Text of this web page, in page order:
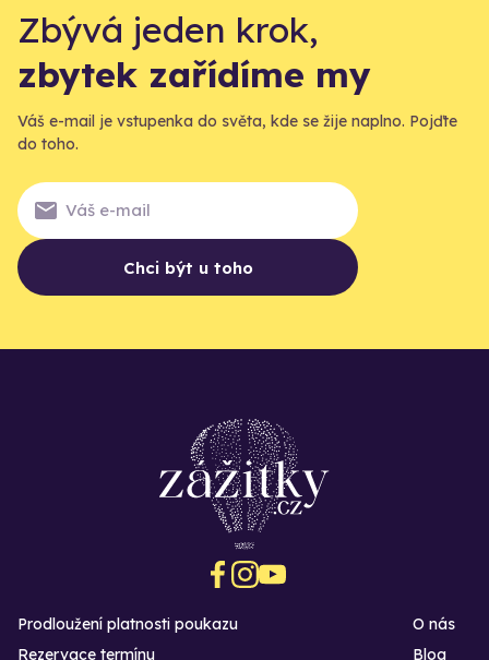
Zbývá jeden krok,
zbytek zařídíme my
Váš e-mail je vstupenka do světa, kde se žije naplno. Pojďte
do toho.
Chci být u toho
Prodloužení platnosti poukazu
Rezervace termínu
O nás
Blog